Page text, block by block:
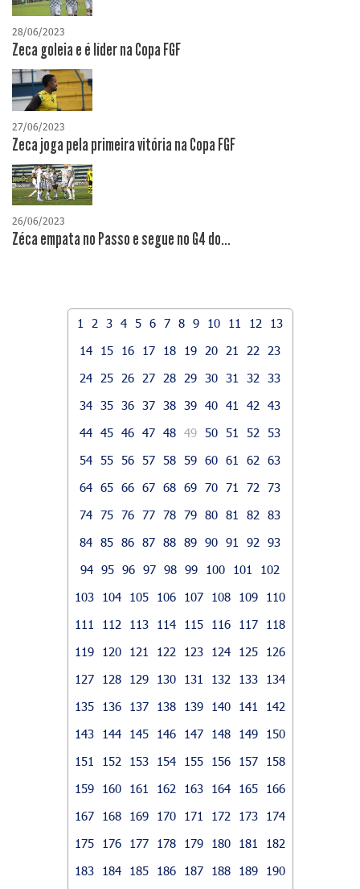
28/06/2023
Zeca goleia e é líder na Copa FGF
27/06/2023
Zeca joga pela primeira vitória na Copa FGF
26/06/2023
Zéca empata no Passo e segue no G4 do...
1 2 3 4 5 6 7 8 9 10 11 12
13
14
15 16 17 18 19 20 21 22
23
24
25 26 27 28 29 30 31 32
33
34 35 36 37 38 39 40 41 42
43
44 45 46 47 48 49 50 51 52
53
54 55 56 57 58 59 60 61 62
63
64 65 66 67 68 69 70 71 72
73
74 75 76 77 78 79 80 81 82
83
84 85 86 87 88 89 90 91 92
93
94 95 96 97 98 99 100 101
102
103
104 105 106 107 108 109
110
111
112 113 114 115 116 117
118
119
120 121 122 123 124 125
126
127
128 129 130 131 132 133
134
135
136 137 138 139 140 141
142
143
144 145 146 147 148 149
150
151
152 153 154 155 156 157
158
159
160 161 162 163 164 165
166
167
168 169 170 171 172 173
174
175
176 177 178 179 180 181
182
183
184 185 186 187 188 189
190